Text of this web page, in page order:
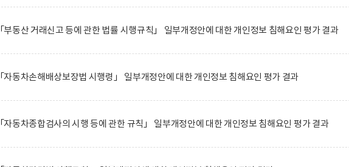
「부동산 거래신고 등에 관한 법률 시행규칙」 일부개정안에 대한 개인정보 침해요인 평가 결과
「자동차손해배상보장법 시행령」 일부개정안에 대한 개인정보 침해요인 평가 결과
「자동차종합검사의 시행 등에 관한 규칙」 일부개정안에 대한 개인정보 침해요인 평가 결과